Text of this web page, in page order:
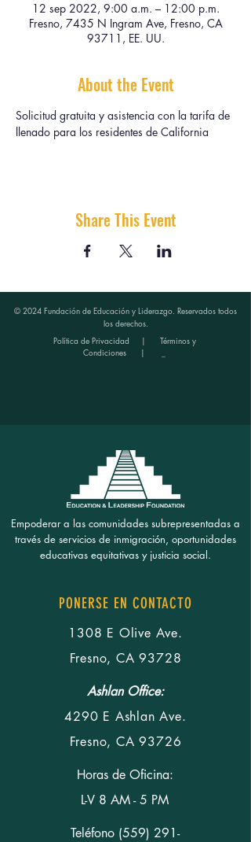
12 sep 2022, 9:00 a.m. – 12:00 p.m.
Fresno, 7435 N Ingram Ave, Fresno, CA
93711, EE. UU.
About the Event
Solicitud gratuita y asistencia con la tarifa de
llenado para los residentes de California
Share This Event
© 2024 Fundación de Educación y Liderazgo. Reservados todos
los derechos.
Política de Privacidad
| Términos y
Condiciones | _
Empoderar a las comunidades subrepresentadas a
través de servicios de inmigración, oportunidades
educativas equitativas y justicia social.
PONERSE EN CONTACTO
1308 E Olive Ave.
Fresno, CA 93728
Ashlan Office:
4290 E Ashlan Ave.
Fresno, CA 93726
Horas de Oficina:
L-V 8 AM - 5 PM
Teléfono (559) 291-